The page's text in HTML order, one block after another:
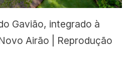
Gavião, integrado à
Airão | Reprodução